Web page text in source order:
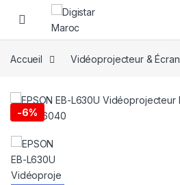
Skip to navigation
Skip to content
Accueil Vidéoprojecteur & Écran
-6%